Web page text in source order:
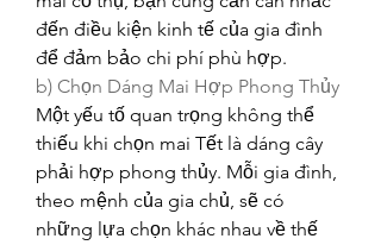
đến điều kiện kinh tế của gia đình
để đảm bảo chi phí phù hợp.
b) Chọn Dáng Mai Hợp Phong Thủy
Một yếu tố quan trọng không thể
thiếu khi chọn mai Tết là dáng cây
phải hợp phong thủy. Mỗi gia đình,
theo mệnh của gia chủ, sẽ có
những lựa chọn khác nhau về thế